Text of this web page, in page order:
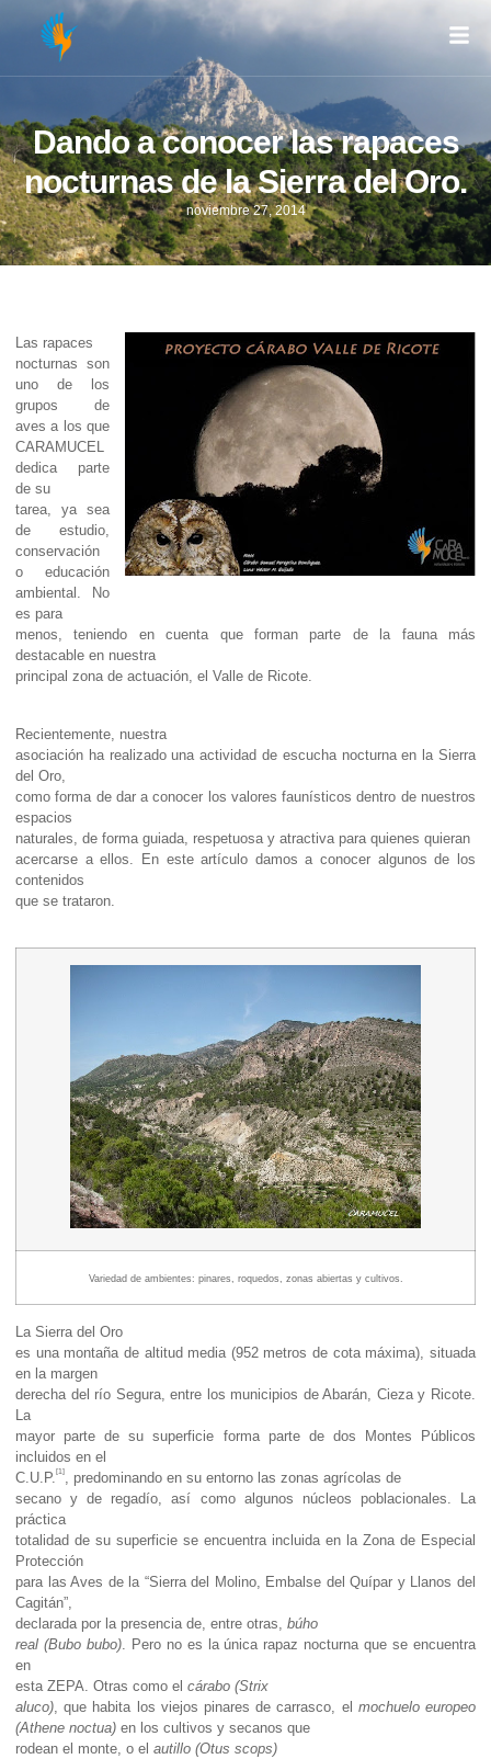
Dando a conocer las rapaces
nocturnas de la Sierra del Oro.
noviembre 27, 2014
Las rapaces
nocturnas son
uno de los
grupos de
aves a los que
CARAMUCEL
dedica parte
de su
tarea, ya sea
de estudio,
conservación
o educación
ambiental. No
es para
menos, teniendo en cuenta que forman parte de la fauna más
destacable en nuestra
principal zona de actuación, el Valle de Ricote.
Recientemente, nuestra
asociación ha realizado una actividad de escucha nocturna en la Sierra
del Oro,
como forma de dar a conocer los valores faunísticos dentro de nuestros
espacios
naturales, de forma guiada, respetuosa y atractiva para quienes quieran
acercarse a ellos. En este artículo damos a conocer algunos de los
contenidos
que se trataron.
Variedad de ambientes: pinares, roquedos, zonas abiertas y cultivos.
La Sierra del Oro
es una montaña de altitud media (952 metros de cota máxima), situada
en la margen
derecha del río Segura, entre los municipios de Abarán, Cieza y Ricote.
La
mayor parte de su superficie forma parte de dos Montes Públicos
incluidos en el
C.U.P.[1], predominando en su entorno las zonas agrícolas de
secano y de regadío, así como algunos núcleos poblacionales. La
práctica
totalidad de su superficie se encuentra incluida en la Zona de Especial
Protección
para las Aves de la “Sierra del Molino, Embalse del Quípar y Llanos del
Cagitán”,
declarada por la presencia de, entre otras, búho
real (Bubo bubo). Pero no es la única rapaz nocturna que se encuentra
en
esta ZEPA. Otras como el cárabo (Strix
aluco), que habita los viejos pinares de carrasco, el mochuelo europeo
(Athene noctua) en los cultivos y secanos que
rodean el monte, o el autillo (Otus scops)